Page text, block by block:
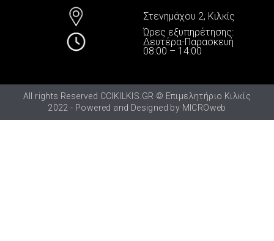
Στενημάχου 2, Κιλκίς
Ώρες εξυπηρέτησης:
Δευτέρα-Παρασκευή
08:00 – 14:00
All rights Reserved CCIKILKIS.GR © Επιμελητήριο Κιλκίς
2022 - Powered and Designed by MICROweb